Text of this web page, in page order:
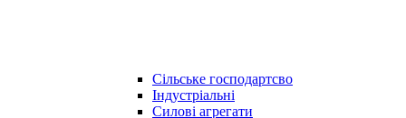
Сільське господартсво
Індустріальні
Силові агрегати